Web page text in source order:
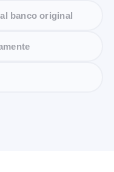
banco original